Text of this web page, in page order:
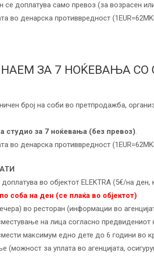
се доплатува само превоз (за возрасен
во денарска противвредност
ЗА 7 НОЌЕВАЊА СО
број на соби во претпродажба,
студио за 7 ноќевања (без превоз).
во денарска противвредност
во објектот ELEKTRA (5€/на
соба на ден (се плаќа во објектот)
во ресторан (информации во
на лица согласно предвидениот
максимум едно дете до 6 години во
(можност за уплата во агенцијата,